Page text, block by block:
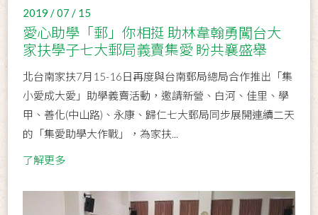
2019 / 07 / 15
愛心助學「郵」你相挺 助林韋翰勇闖台大
家扶學子七大郵局義賣集愛 盼共襄盛舉
北台南家扶7月15-16日再度與台南郵局總局合作推出「集
小愛成大愛」助學義賣活動，邀請新營、白河、佳里、學
甲、善化(中山路)、永康、歸仁七大郵局同步展開連續二天
的「集愛助學大作戰」，為家扶...
了解更多